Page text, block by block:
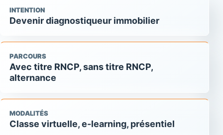
INTENTION
Devenir diagnostiqueur immobilier
PARCOURS
Avec titre RNCP, sans titre RNCP,
alternance
MODALITÉS
Classe virtuelle, e-learning, présentiel